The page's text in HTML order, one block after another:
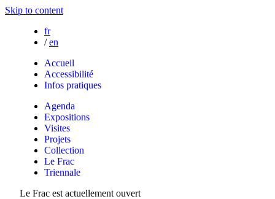
Skip to content
fr
/ en
Accueil
Accessibilité
Infos pratiques
Agenda
Expositions
Visites
Projets
Collection
Le Frac
Triennale
Le Frac est actuellement ouvert